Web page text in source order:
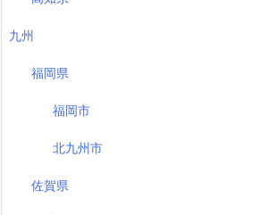
九州
福岡県
福岡市
北九州市
佐賀県